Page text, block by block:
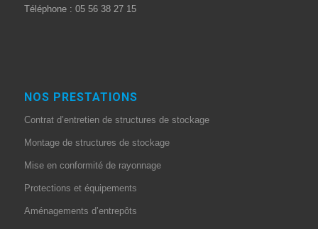
Téléphone : 05 56 38 27 15
NOS PRESTATIONS
Contrat d’entretien de structures de stockage
Montage de structures de stockage
Mise en conformité de rayonnage
Protections et équipements
Aménagements d’entrepôts